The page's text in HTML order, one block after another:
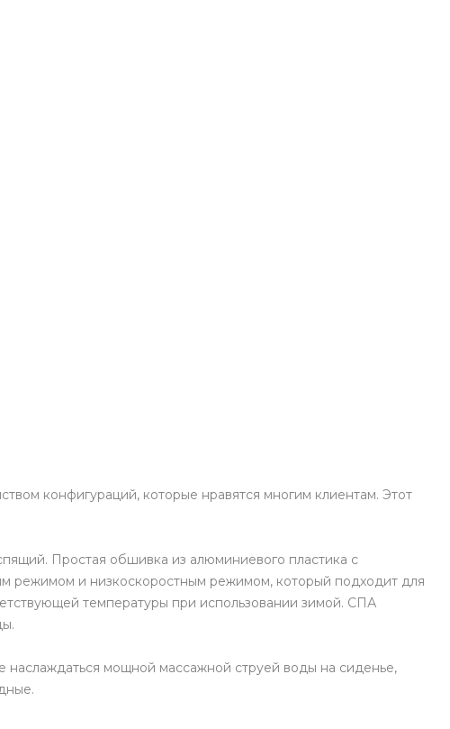
конфигураций, которые нравятся многим клиентам. Этот
Простая обшивка из алюминиевого пластика с
режимом и низкоскоростным режимом, который подходит для
температуры при использовании зимой. СПА
мощной массажной струей воды на сиденье,